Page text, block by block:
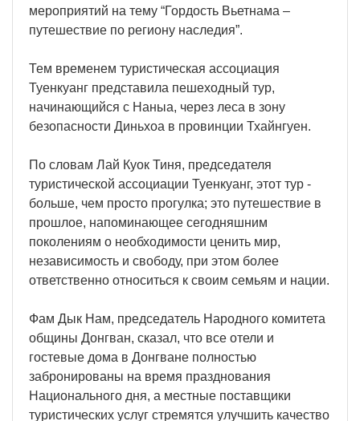
мероприятий на тему “Гордость Вьетнама –
путешествие по региону наследия”.
Тем временем туристическая ассоциация
Туенкуанг представила пешеходный тур,
начинающийся с Наныа, через леса в зону
безопасности Диньхоа в провинции Тхайнгуен.
По словам Лай Куок Тиня, председателя
туристической ассоциации Туенкуанг, этот тур -
больше, чем просто прогулка; это путешествие в
прошлое, напоминающее сегодняшним
поколениям о необходимости ценить мир,
независимость и свободу, при этом более
ответственно относиться к своим семьям и нации.
Фам Дык Нам, председатель Народного комитета
общины Донгван, сказал, что все отели и
гостевые дома в Донгване полностью
забронированы на время празднования
Национального дня, а местные поставщики
туристических услуг стремятся улучшить качество